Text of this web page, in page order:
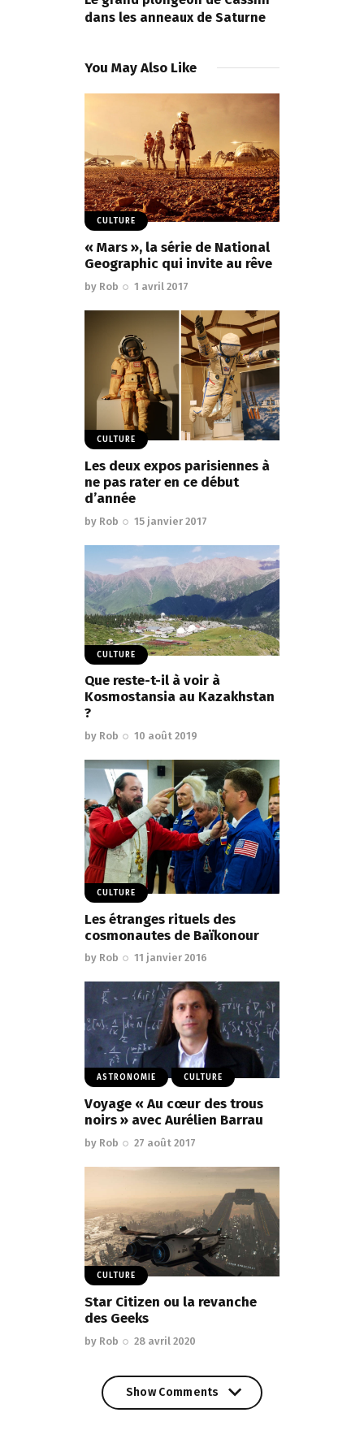
dans les anneaux de Saturne
You May Also Like
CULTURE
« Mars », la série de National
Geographic qui invite au rêve
by Rob 1 avril 2017
CULTURE
Les deux expos parisiennes à
ne pas rater en ce début
d’année
by Rob 15 janvier 2017
CULTURE
Que reste-t-il à voir à
Kosmostansia au Kazakhstan
?
by Rob 10 août 2019
CULTURE
Les étranges rituels des
cosmonautes de Baïkonour
by Rob 11 janvier 2016
ASTRONOMIE CULTURE
Voyage « Au cœur des trous
noirs » avec Aurélien Barrau
by Rob 27 août 2017
CULTURE
Star Citizen ou la revanche
des Geeks
by Rob 28 avril 2020
Show Comments